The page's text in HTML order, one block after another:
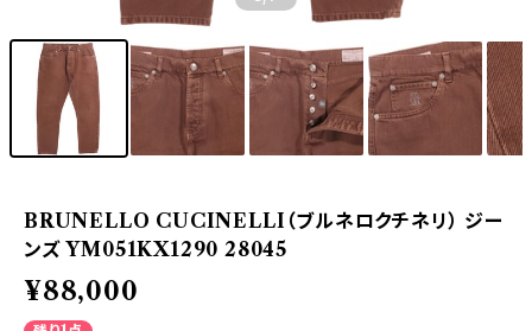
BRUNELLO CUCINELLI（ブルネロクチネリ） ジー
ンズ YM051KX1290 28045
¥88,000